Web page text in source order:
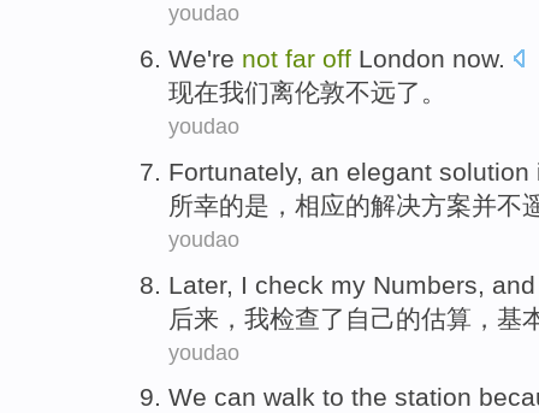
youdao
We're not far off London now.
现在我们离伦敦不远了。
youdao
Fortunately, an elegant solution
所幸的是， 相应的解决方案并不
youdao
Later, I check my Numbers ,
后来 ， 我检查了自己的估算 ，基
youdao
We can walk to the station